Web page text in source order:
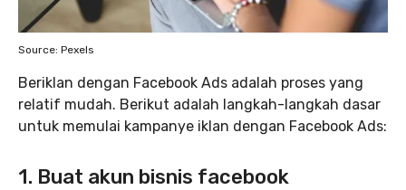
Source: Pexels
Beriklan dengan Facebook Ads adalah proses yang
relatif mudah. Berikut adalah langkah-langkah dasar
untuk memulai kampanye iklan dengan Facebook Ads:
1. Buat akun bisnis facebook